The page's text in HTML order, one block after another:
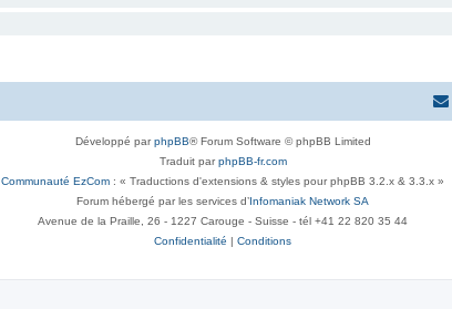
Développé parphpBB® Forum Software © phpBB Limited
Traduit parphpBB-fr.com
Communauté EzCom : « Traductions d'extensions & styles pour phpBB 3.2.x & 3.3.x »
Forum hébergé par les services d’Infomaniak Network SA
Avenue de la Praille, 26 - 1227 Carouge - Suisse - tél +41 22 820 35 44
Confidentialité | Conditions